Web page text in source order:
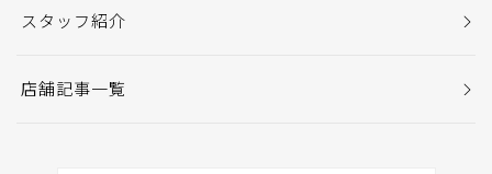
スタッフ紹介
店舗記事一覧